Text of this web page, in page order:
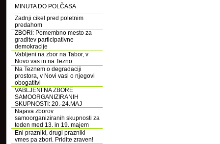
MINUTA DO POLČASA
Zadnji cikel pred poletnim
predahom
ZBORI: Pomembno mesto za
graditev participativne
demokracije
Vabljeni na zbor na Tabor, v
Novo vas in na Tezno
Na Teznem o degradaciji
prostora, v Novi vasi o njegovi
obogatitvi
VABLJENI NA ZBORE
SAMOORGANIZIRANIH
SKUPNOSTI: 20.-24.MAJ
Najava zborov
samoorganiziranih skupnosti za
teden med 13. in 19. majem
Eni prazniki, drugi prazniki -
vmes pa zbori. Pridite zraven!